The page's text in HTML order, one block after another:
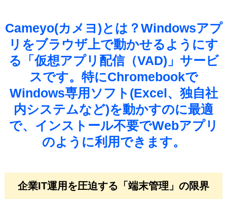
Cameyo(カメヨ)とは？Windowsアプ
リをブラウザ上で動かせるようにす
る「仮想アプリ配信（VAD)」サービ
スです。特にChromebookで
Windows専用ソフト(Excel、独自社
内システムなど)を動かすのに最適
で、インストール不要でWebアプリ
のように利用できます。
企業IT運用を圧迫する「端末管理」の限界